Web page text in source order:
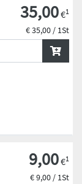
35,00€1
€ 35,00 / 1St
9,00€1
€ 9,00 / 1St